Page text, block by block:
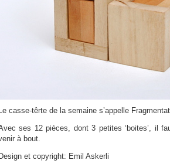
Le casse-têrte de la semaine s’appelle
ses 12 pièces, dont 3 petites ‘boites’, il
à bout.
Design et copyright: Emil Askerli